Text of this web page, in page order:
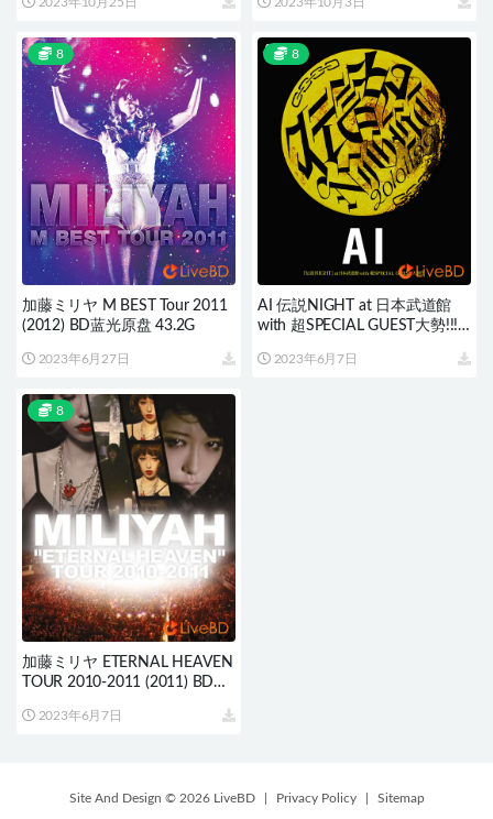
8
加藤ミリヤ M BEST Tour 2011
(2012) BD蓝光原盘 43.2G
2023年6月27日
8
AI 伝説NIGHT at 日本武道館
with 超SPECIAL GUEST大勢!!!
2023年6月7日
8
加藤ミリヤ ETERNAL HEAVEN
TOUR 2010-2011 (2011) BD蓝
2023年6月7日
Site And Design © 2026 LiveBD Privacy Policy Sitemap